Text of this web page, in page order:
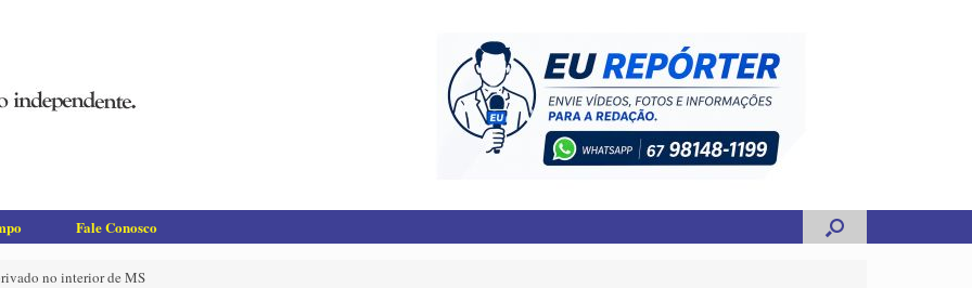
Fale Conosco
no interior de MS